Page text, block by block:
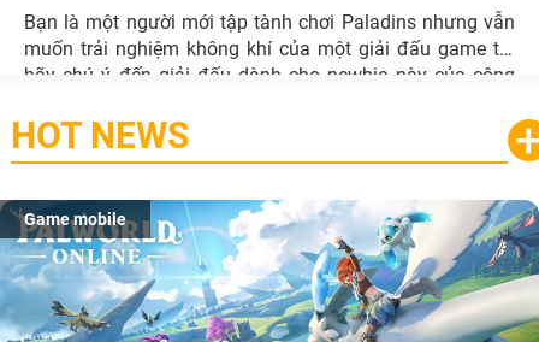
Bạn là một người mới tập tành chơi Paladins nhưng vẫn
muốn trải nghiệm không khí của một giải đấu game thì
hãy chú ý đến giải đấu dành cho newbie này của cộng
HOT NEWS
Game mobile